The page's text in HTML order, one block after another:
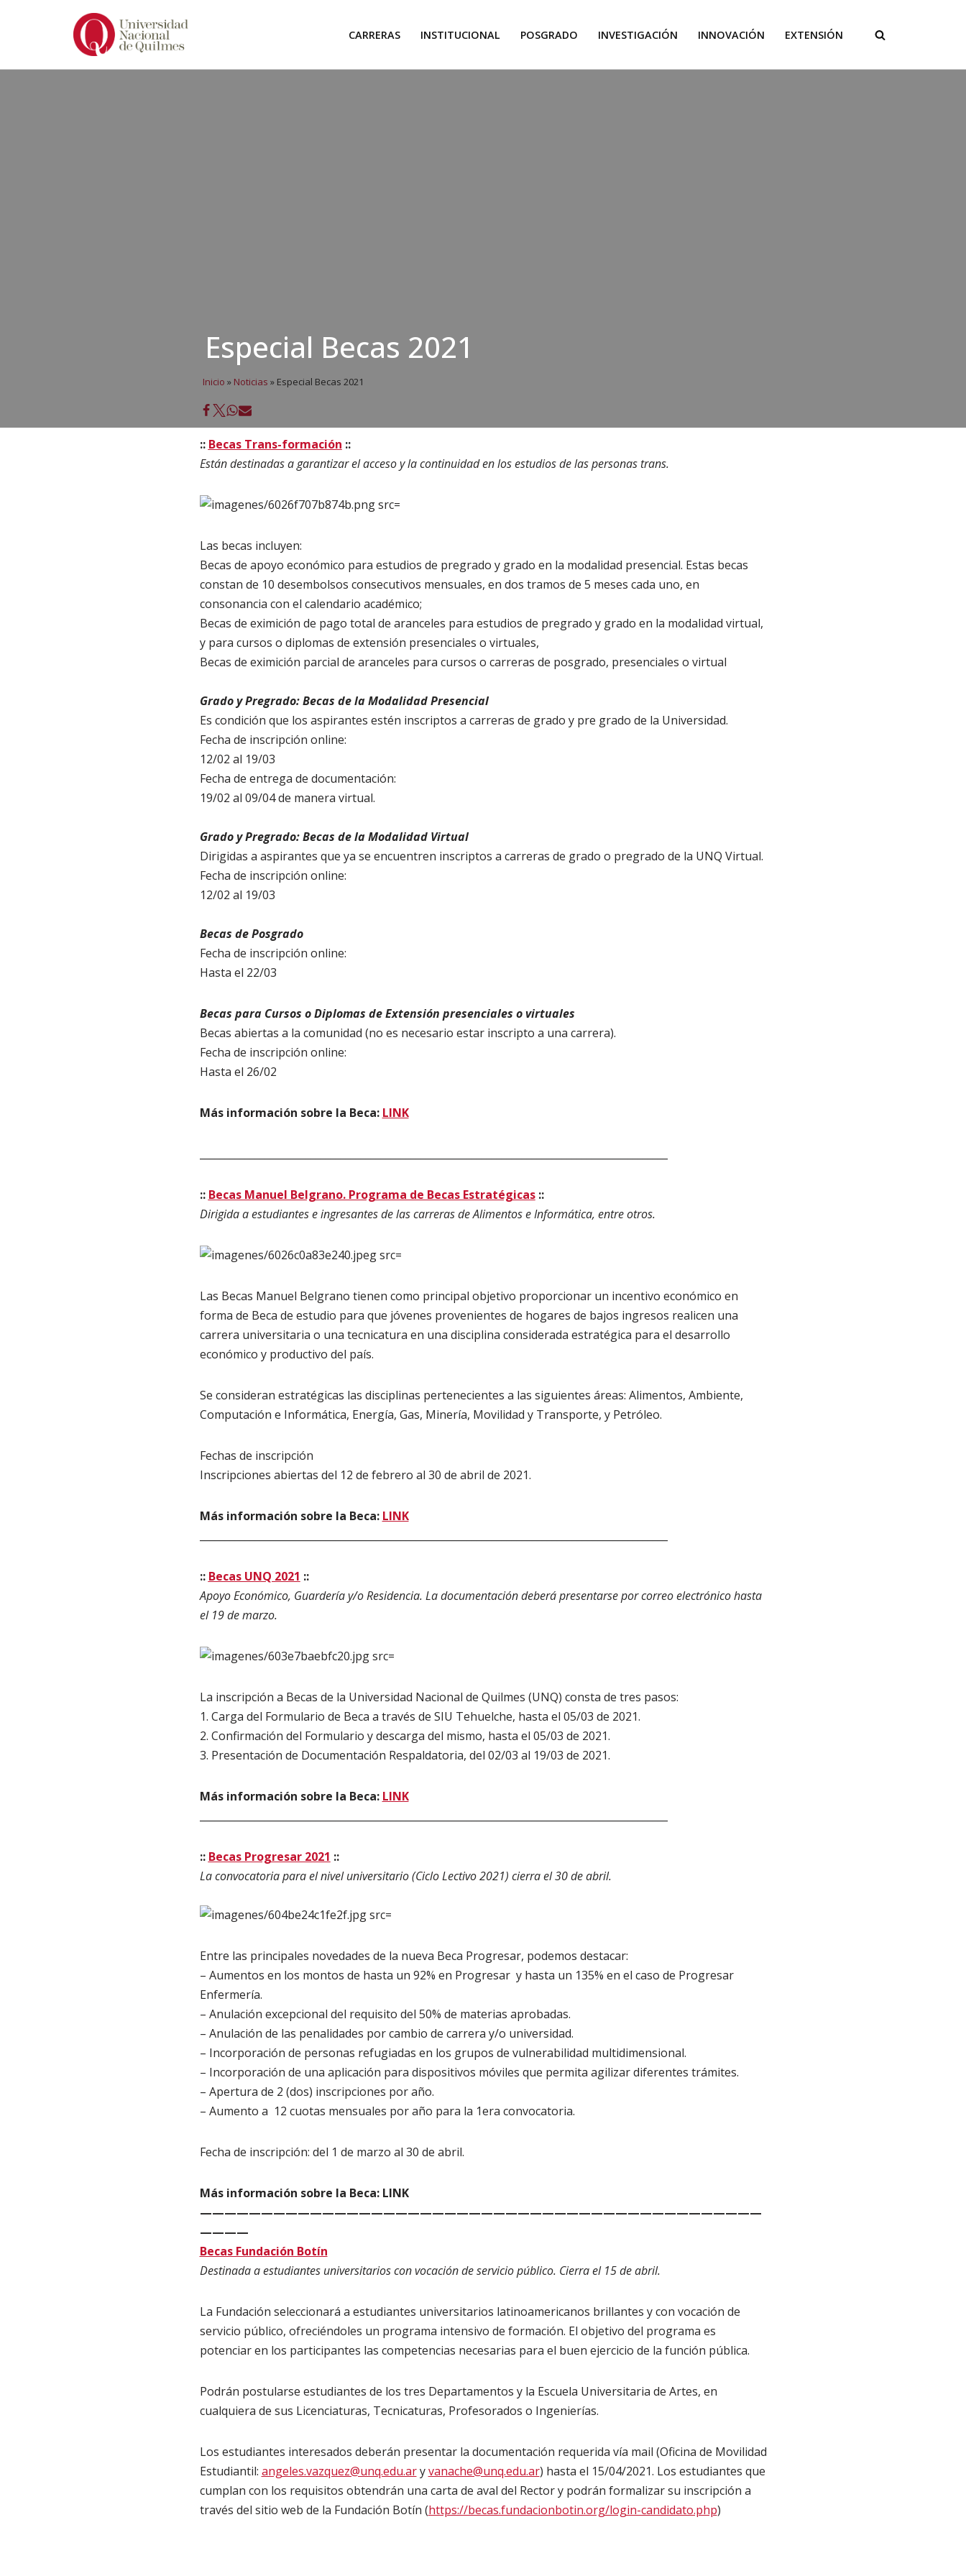
CARRERAS INSTITUCIONAL POSGRADO INVESTIGACIÓN INNOVACIÓN EXTENSIÓN
Especial Becas 2021
Inicio » Noticias » Especial Becas 2021
:: Becas Trans-formación ::
Están destinadas a garantizar el acceso y la continuidad en los estudios de las personas trans.
Las becas incluyen:
Becas de apoyo económico para estudios de pregrado y grado en la modalidad presencial. Estas becas
constan de 10 desembolsos consecutivos mensuales, en dos tramos de 5 meses cada uno, en
consonancia con el calendario académico;
Becas de eximición de pago total de aranceles para estudios de pregrado y grado en la modalidad virtual,
y para cursos o diplomas de extensión presenciales o virtuales,
Becas de eximición parcial de aranceles para cursos o carreras de posgrado, presenciales o virtual
Grado y Pregrado: Becas de la Modalidad Presencial
Es condición que los aspirantes estén inscriptos a carreras de grado y pre grado de la Universidad.
Fecha de inscripción online:
12/02 al 19/03
Fecha de entrega de documentación:
19/02 al 09/04 de manera virtual.
Grado y Pregrado: Becas de la Modalidad Virtual
Dirigidas a aspirantes que ya se encuentren inscriptos a carreras de grado o pregrado de la UNQ Virtual.
Fecha de inscripción online:
12/02 al 19/03
Becas de Posgrado
Fecha de inscripción online:
Hasta el 22/03
Becas para Cursos o Diplomas de Extensión presenciales o virtuales
Becas abiertas a la comunidad (no es necesario estar inscripto a una carrera).
Fecha de inscripción online:
Hasta el 26/02
Más información sobre la Beca: LINK
:: Becas Manuel Belgrano. Programa de Becas Estratégicas::
Dirigida a estudiantes e ingresantes de las carreras de Alimentos e Informática, entre otros.
Las Becas Manuel Belgrano tienen como principal objetivo proporcionar un incentivo económico en
forma de Beca de estudio para que jóvenes provenientes de hogares de bajos ingresos realicen una
carrera universitaria o una tecnicatura en una disciplina considerada estratégica para el desarrollo
económico y productivo del país.
Se consideran estratégicas las disciplinas pertenecientes a las siguientes áreas: Alimentos, Ambiente,
Computación e Informática, Energía, Gas, Minería, Movilidad y Transporte, y Petróleo.
Fechas de inscripción
Inscripciones abiertas del 12 de febrero al 30 de abril de 2021.
Más información sobre la Beca: LINK
:: Becas UNQ 2021 ::
Apoyo Económico, Guardería y/o Residencia. La documentación deberá presentarse por correo electrónico hasta
el 19 de marzo.
La inscripción a Becas de la Universidad Nacional de Quilmes (UNQ) consta de tres pasos:
1. Carga del Formulario de Beca a través de SIU Tehuelche, hasta el 05/03 de 2021.
2. Confirmación del Formulario y descarga del mismo, hasta el 05/03 de 2021.
3. Presentación de Documentación Respaldatoria, del 02/03 al 19/03 de 2021.
Más información sobre la Beca: LINK
:: Becas Progresar 2021 ::
La convocatoria para el nivel universitario (Ciclo Lectivo 2021) cierra el 30 de abril.
Entre las principales novedades de la nueva Beca Progresar, podemos destacar:
– Aumentos en los montos de hasta un 92% en Progresar y hasta un 135% en el caso de Progresar
Enfermería.
– Anulación excepcional del requisito del 50% de materias aprobadas.
– Anulación de las penalidades por cambio de carrera y/o universidad.
– Incorporación de personas refugiadas en los grupos de vulnerabilidad multidimensional.
– Incorporación de una aplicación para dispositivos móviles que permita agilizar diferentes trámites.
– Apertura de 2 (dos) inscripciones por año.
– Aumento a 12 cuotas mensuales por año para la 1era convocatoria.
Fecha de inscripción: del 1 de marzo al 30 de abril.
Más información sobre la Beca: LINK
——————————————————————————————————————————————
————
Becas Fundación Botín
Destinada a estudiantes universitarios con vocación de servicio público. Cierra el 15 de abril.
La Fundación seleccionará a estudiantes universitarios latinoamericanos brillantes y con vocación de
servicio público, ofreciéndoles un programa intensivo de formación. El objetivo del programa es
potenciar en los participantes las competencias necesarias para el buen ejercicio de la función pública.
Podrán postularse estudiantes de los tres Departamentos y la Escuela Universitaria de Artes, en
cualquiera de sus Licenciaturas, Tecnicaturas, Profesorados o Ingenierías.
Los estudiantes interesados deberán presentar la documentación requerida vía mail (Oficina de Movilidad
Estudiantil: angeles.vazquez@unq.edu.aryvanache@unq.edu.ar) hasta el 15/04/2021. Los estudiantes que
cumplan con los requisitos obtendrán una carta de aval del Rector y podrán formalizar su inscripción a
través del sitio web de la Fundación Botín (https://becas.fundacionbotin.org/login-candidato.php)